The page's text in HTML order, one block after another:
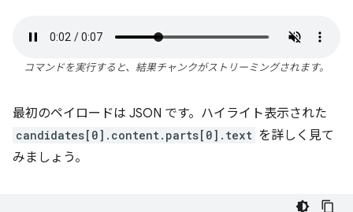
コマンドを実行すると、結果チャンクがストリーミングされます。
最初のペイロードは JSON です。ハイライト表示された
candidates[0].content.parts[0].text を詳しく見て
みましょう。